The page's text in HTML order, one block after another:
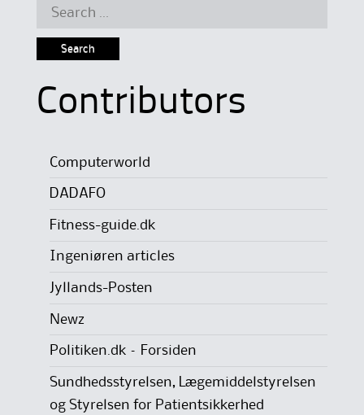
Search
Contributors
Computerworld
DADAFO
Fitness-guide.dk
Ingeniøren articles
Jyllands-Posten
Newz
Politiken.dk – Forsiden
Sundhedsstyrelsen, Lægemiddelstyrelsen
og Styrelsen for Patientsikkerhed